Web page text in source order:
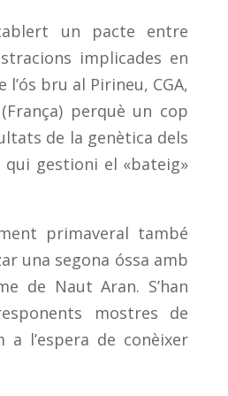
un pacte entre
implicades en
bru al Pirineu, CGA,
perquè un cop
de la genètica dels
qui gestioni el «bateig»
primaveral també
una segona óssa amb
de Naut Aran. S’han
mostres de
a l’espera de conèixer